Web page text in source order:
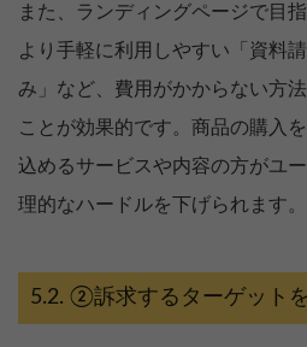
また、ランディングページで目
より手軽に利用しやすい「資料
み」など、費用がかからない方
ことが効果的です。商品の購入
込めるサービスや内容の方がユ
理的なハードルを下げられます。
②訴求するターゲット